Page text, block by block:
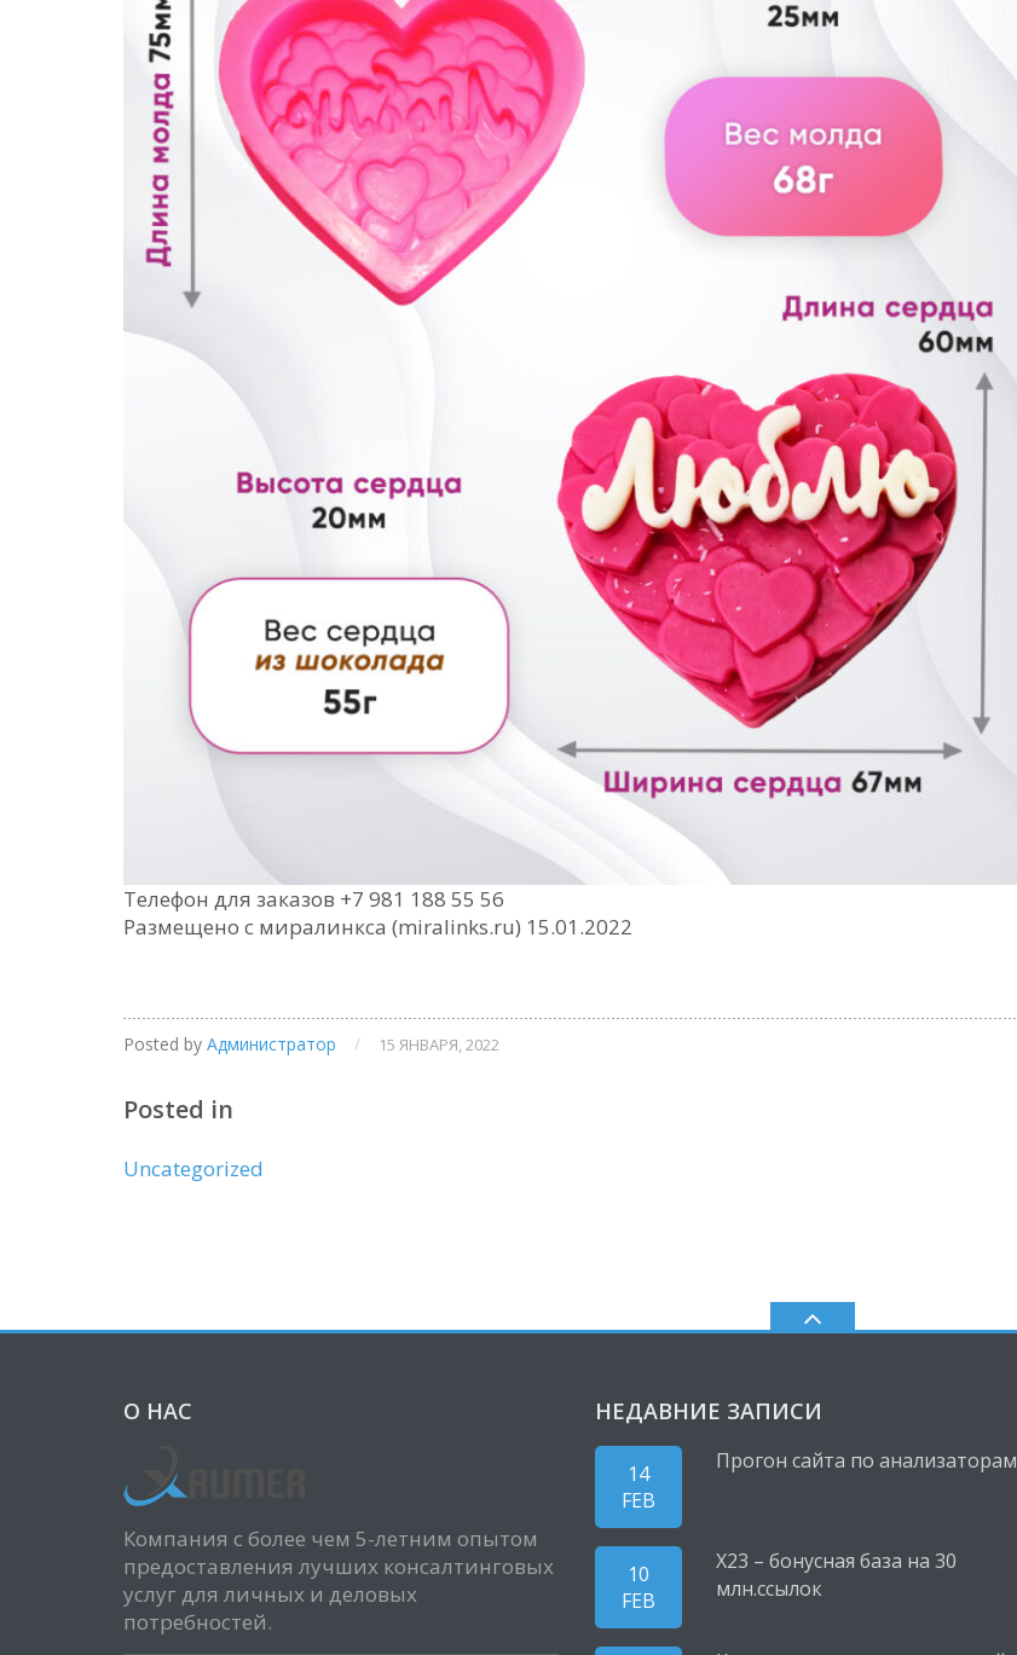
Телефон для заказов +7 981 188 55 56
Размещено с миралинкса (miralinks.ru) 15.01.2022
Posted by Администратор / 15 ЯНВАРЯ, 2022
Posted in
Uncategorized
О НАС
Компания с более чем 5-летним опытом
предоставления лучших консалтинговых
услуг для личных и деловых
потребностей.
НЕДАВНИЕ ЗАПИСИ
14
FEB
Прогон сайта по анализаторам
10
FEB
X23 – бонусная база на 30
млн.ссылок